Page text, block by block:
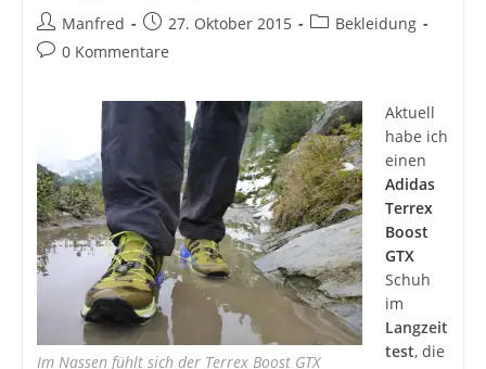
Beitrags-
Autor:
Manfred
Beitrag
veröffentlicht:
27. Oktober 2015
Beitrags-
Bekleidung
Beitrags-
0 Kommentare
Im Nassen fühlt sich der Terrex Boost GTX
Aktuell
habe ich
einen
Adidas
Terrex
Boost
GTX
Schuh
im
Langzeit
test, die